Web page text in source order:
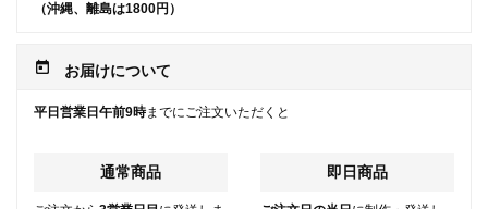
（沖縄、離島は1800円）
today お届けについて
平日営業日午前9時までにご注文いただくと
通常商品 即日商品